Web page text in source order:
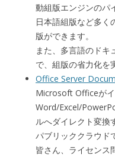
動組版エンジンのパ
日本語組版など多く
版ができます。
また、多言語のドキ
で、組版の省力化を
Office Server
Microsoft Officeがイ
Word/Excel/
ルへダイレクト変換
パブリッククラウド
皆さん、ライセンス